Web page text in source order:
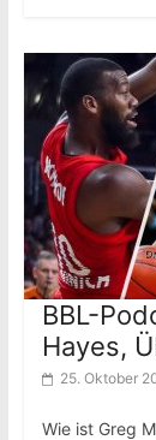
BBL-
Hayes,
25. Oktober
Wie ist Greg